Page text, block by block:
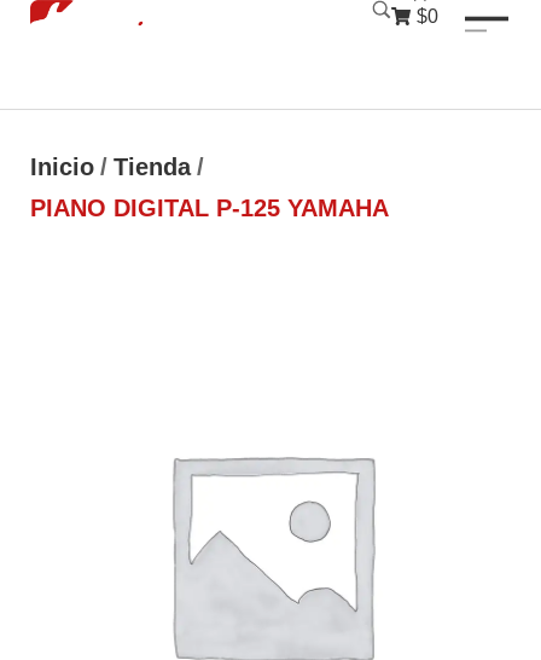
$0
Inicio / Tienda /
PIANO DIGITAL P-125 YAMAHA